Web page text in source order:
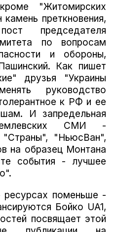
"Житомирских
преткновения,
председателя
по вопросам
и обороны,
Как пишет
друзья "Украины
руководство
к РФ и ее
И запредельная
СМИ -
"НьюсВан",
на образец Монтана
события - лучшее
поменьше -
Бойко UA1,
посвящает этой